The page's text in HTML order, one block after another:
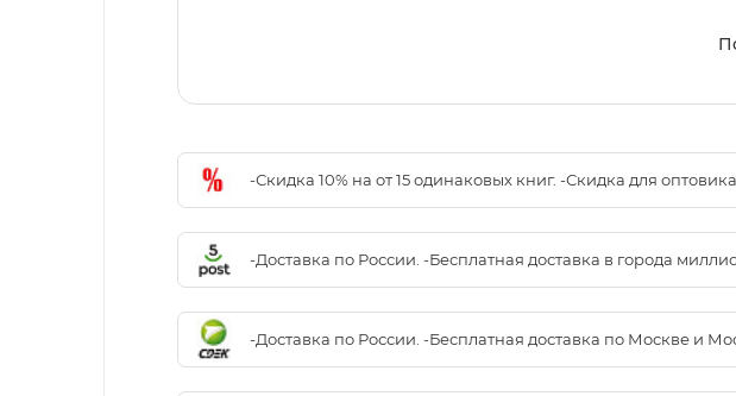
-Скидка 10% на от 15 одинаковых книг. -Скидка для
-Доставка по России. -Бесплатная доставка в города
-Доставка по России. -Бесплатная доставка по Москве и